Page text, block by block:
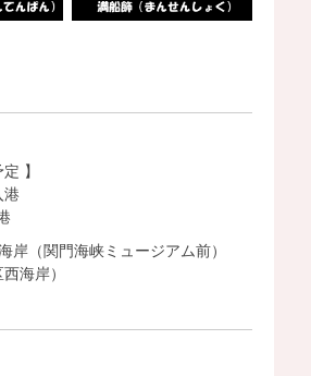
】
港
岸（関門海峡ミュージアム前）
海岸）